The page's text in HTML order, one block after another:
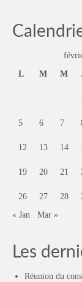
L
M M
5 6 7
12 13 14
19 20 21
26 27 28
« Jan
Mar »
Les
Réunion du